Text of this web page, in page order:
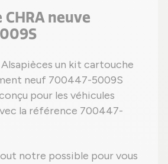
neuve
un kit cartouche
neuf 700447-5009S
pour les véhicules
la référence 700447-
notre possible pour vous